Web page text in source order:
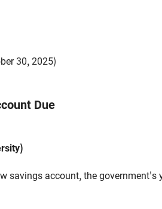
30, 2025)
Due
savings account, the